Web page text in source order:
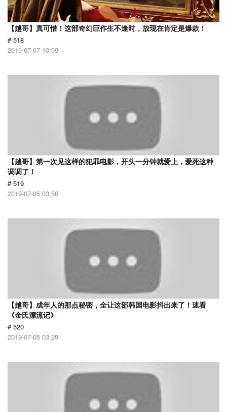
【越哥】真可惜！这部奇幻巨作生不逢时，放现在肯定是爆款！
# 518
2019-07-07 10:09
【越哥】第一次见这样的犯罪电影，开头一分钟就爱上，爱死这种
调调了！
# 519
2019-07-05 03:56
【越哥】成年人的那点秘密，全让这部韩国电影抖出来了！速看
《金氏漂流记》
# 520
2019-07-05 03:28